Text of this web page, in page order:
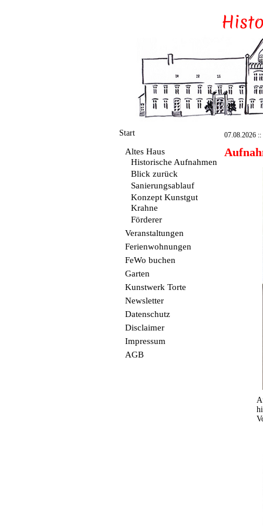
Start
Altes Haus
Historische Aufnahmen
Blick zurück
Sanierungsablauf
Konzept Kunstgut
Krahne
Förderer
Veranstaltungen
Ferienwohnungen
FeWo buchen
Garten
Kunstwerk Torte
Newsletter
Datenschutz
Disclaimer
Impressum
AGB
07.08.2026